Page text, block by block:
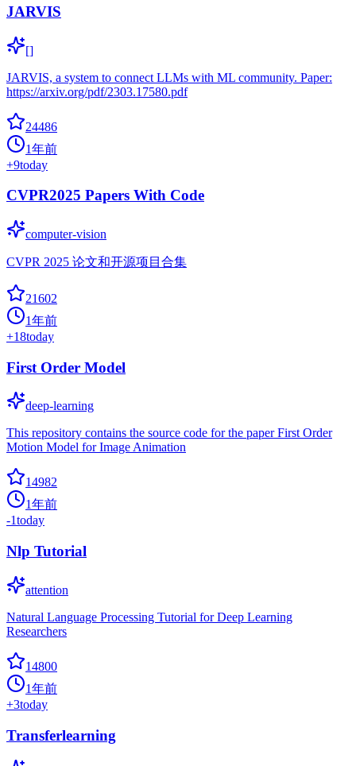
JARVIS
[]
JARVIS, a system to connect LLMs with ML community. Paper:
https://arxiv.org/pdf/2303.17580.pdf
24486
1年前
+9today
CVPR2025 Papers With Code
computer-vision
CVPR 2025 论文和开源项目合集
21602
1年前
+18today
First Order Model
deep-learning
This repository contains the source code for the paper First Order
Motion Model for Image Animation
14982
1年前
-1today
Nlp Tutorial
attention
Natural Language Processing Tutorial for Deep Learning
Researchers
14800
1年前
+3today
Transferlearning